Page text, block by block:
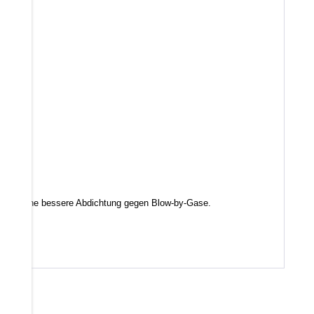
eine bessere Abdichtung gegen Blow-by-Gase.